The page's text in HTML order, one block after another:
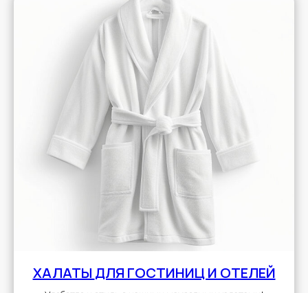
ХАЛАТЫ ДЛЯ ГОСТИНИЦ И ОТЕЛЕЙ